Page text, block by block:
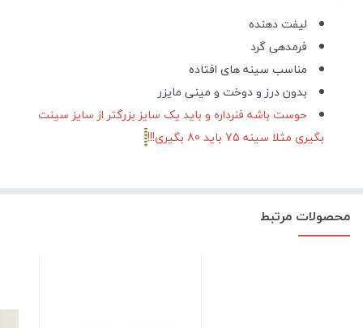
لیفت دهنده
فرمدهی گرد
مناسب سینه های افتاده
بدون درز و دوخت و مینی مایزر
حوست باشه فنرداره و باید یک سایز بزرگتر از سایز سینت
بگیری مثلا سینه 75 باید 80 بگیری!!!
محصولات مرتبط